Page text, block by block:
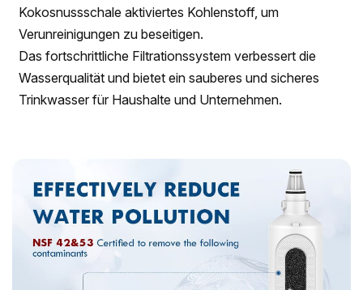
Kokosnussschale aktiviertes Kohlenstoff, um
Verunreinigungen zu beseitigen.
Das fortschrittliche Filtrationssystem verbessert die
Wasserqualität und bietet ein sauberes und sicheres
Trinkwasser für Haushalte und Unternehmen.